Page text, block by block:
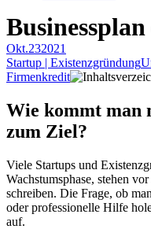
Okt.232021
Startup | Existenzgründung
Firmenkredit
Wie kommt man
zum Ziel?
Viele Startups und
Wachstumsphase, stehen
schreiben. Die Frage, ob
oder professionelle Hilfe
auf.